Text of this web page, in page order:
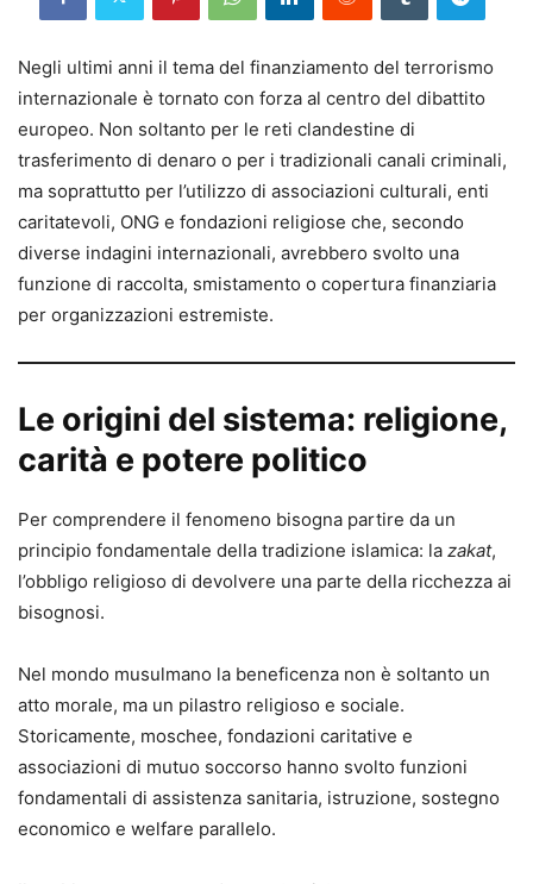
Negli ultimi anni il tema del finanziamento del terrorismo
internazionale è tornato con forza al centro del dibattito
europeo. Non soltanto per le reti clandestine di
trasferimento di denaro o per i tradizionali canali criminali,
ma soprattutto per l’utilizzo di associazioni culturali, enti
caritatevoli, ONG e fondazioni religiose che, secondo
diverse indagini internazionali, avrebbero svolto una
funzione di raccolta, smistamento o copertura finanziaria
per organizzazioni estremiste.
Le origini del sistema: religione,
carità e potere politico
Per comprendere il fenomeno bisogna partire da un
principio fondamentale della tradizione islamica: la zakat,
l’obbligo religioso di devolvere una parte della ricchezza ai
bisognosi.
Nel mondo musulmano la beneficenza non è soltanto un
atto morale, ma un pilastro religioso e sociale.
Storicamente, moschee, fondazioni caritative e
associazioni di mutuo soccorso hanno svolto funzioni
fondamentali di assistenza sanitaria, istruzione, sostegno
economico e welfare parallelo.